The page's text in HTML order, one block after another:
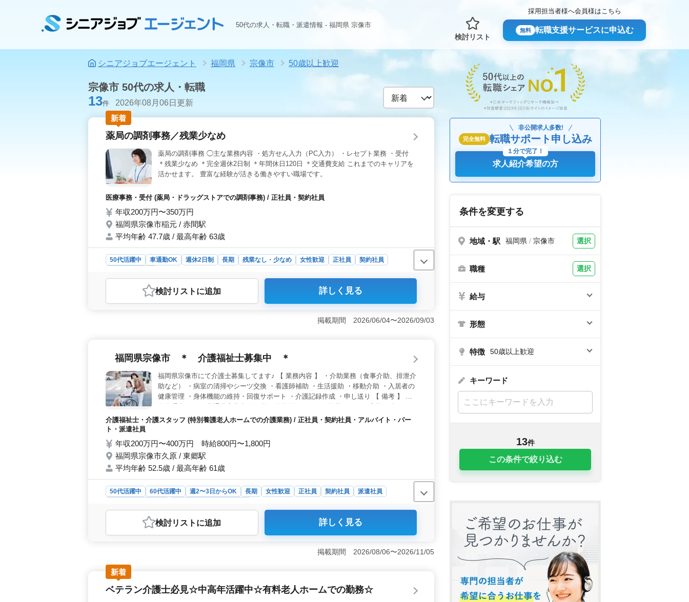
50代の求人・転職・派遣情報 - 福岡県 宗像市
検討リスト
採用担当者様へ会員様はこちら
無料 転職支援サービスに申込む
シニアジョブエージェント 福岡県 宗像市 50歳以上歓迎
完全無料
非公開求人多数!
転職サポート申し込み
求人紹介希望の方
１分で完了！
条件を変更する
地域・駅 福岡県/ 宗像市 選択
職種 選択
給与
形態
特徴 50歳以上歓迎
キーワード
13件
この条件で絞り込む
宗像市 50代の求人・転職
13件
2026年08月06日更新
新着
薬局の調剤事務／残業少なめ
薬局の調剤事務 ◯主な業務内容 ・処方せん入力（PC入力） ・レセプト業務 ・受付
＊残業少なめ ＊完全週休2日制 ＊年間休日120日 ＊交通費支給 これまでのキャリアを
活かせます。 豊富な経験が活きる働きやすい職場です。
医療事務・受付 (薬局・ドラッグストアでの調剤事務) / 正社員・契約社員
年収200万円〜350万円
福岡県宗像市稲元 / 赤間駅
平均年齢 47.7歳 / 最高年齢 63歳
50代活躍中 車通勤OK 週休2日制 長期 残業なし・少なめ 女性歓迎 正社員
契約社員
おすすめポイント
＜充実の休日＞ 完全週休2日制で年間休日120日あり、仕事とプライベートの予定を両立しやす
＞ 薬局での調剤事務として、処方せん入力、レセプト業務、受付などを担当します。これまで
検討リスト に追加 詳しく見る
掲載期間 2026/06/04〜2026/09/03
福岡県宗像市 ＊ 介護福祉士募集中 ＊
福岡県宗像市にて介護士募集してます♪ 【 業務内容 】 ・介助業務（食事介助、排泄介
助など） ・病室の清掃やシーツ交換 ・看護師補助 ・生活援助 ・移動介助 ・入居者の
健康管理 ・身体機能の維持・回復サポート ・介護記録作成 ・申し送り 【 備考 】 ＊
おります！
介護福祉士・介護スタッフ (特別養護老人ホームでの介護業務) / 正社員・契約社員・アルバイト・パー
ト・派遣社員
年収200万円〜400万円 時給800円〜1,800円
福岡県宗像市久原 / 東郷駅
平均年齢 52.5歳 / 最高年齢 61歳
50代活躍中 60代活躍中 週2〜3日からOK 長期 女性歓迎 正社員 契約社員
派遣社員
おすすめポイント
＜働きやすさ＞ 福岡県宗像市における介護福祉士の募集は東郷駅からの徒歩圏内という便利な
す。 ＜業務内容＞ 介護福祉士の業務は多岐にわたり、食事介助や排泄介助、清掃、看護師
あり、経験や資格を活かしながら、やりがいのある仕事に取り組むことができます。 ＜福利
厚生＞ 福利厚生面では雇用・労災・健康・厚生が整っています。また週休2日制や年末年始、
有給休暇、年間休日110日といった休暇制度も整備されており、仕事とプライベートの両立がし
検討リスト に追加 詳しく見る
掲載期間 2026/08/06〜2026/11/05
新着
ベテラン介護士必見☆中高年活躍中☆有料老人ホームでの勤務☆